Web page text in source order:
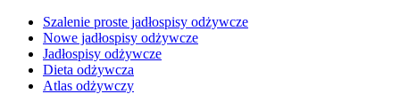
Szalenie proste jadłospisy odżywcze
Nowe jadłospisy odżywcze
Jadłospisy odżywcze
Dieta odżywcza
Atlas odżywczy